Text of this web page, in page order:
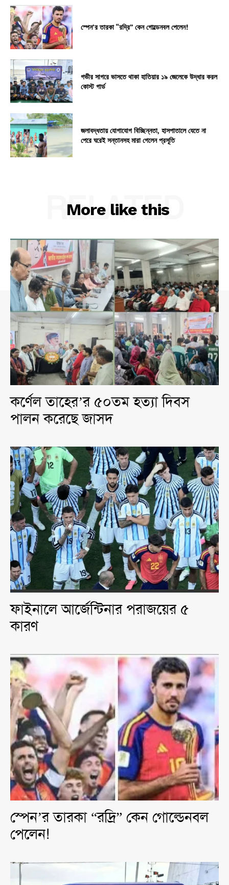
স্পেন’র তারকা “রদ্রি” কেন গোল্ডেনবল পেলেন!
গভীর সাগরে ভাসতে থাকা হাতিয়ার ১৯ জেলেকে উদ্ধার করল
কোস্ট গার্ড
জলাবদ্ধতায় যোগাযোগ বিচ্ছিন্নতা, হাসপাতালে যেতে না
পেরে ঘরেই সন্তানসহ মারা গেলেন প্রসূতি
More like this
RELATED
কর্ণেল তাহের’র ৫০তম হত্যা দিবস
পালন করেছে জাসদ
ফাইনালে আর্জেন্টিনার পরাজয়ের ৫
কারণ
স্পেন’র তারকা “রদ্রি” কেন গোল্ডেনবল
পেলেন!